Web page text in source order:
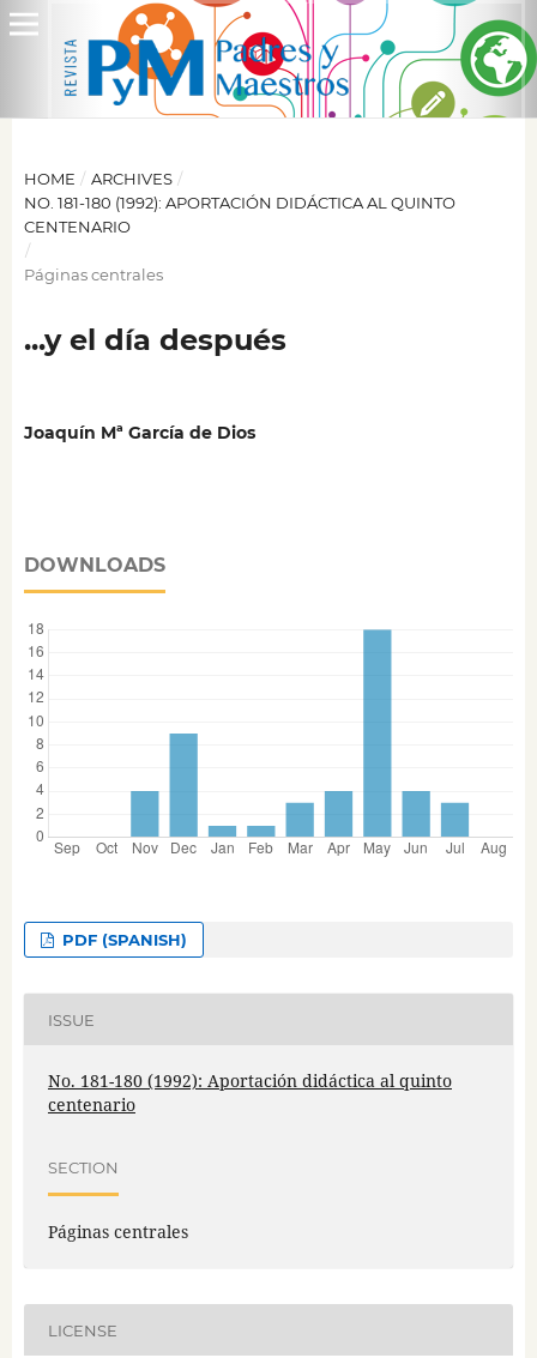
HOME / ARCHIVES /
NO. 181-180 (1992): APORTACIÓN DIDÁCTICA AL QUINTO
CENTENARIO
/
Páginas centrales
...y el día después
Joaquín Mª García de Dios
DOWNLOADS
PDF (SPANISH)
ISSUE
No. 181-180 (1992): Aportación didáctica al quinto
centenario
SECTION
Páginas centrales
LICENSE